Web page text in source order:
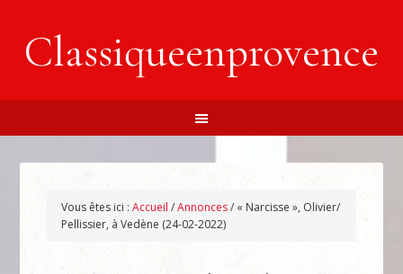
Classiqueenprovence
Vous êtes ici :Accueil /Annonces/ « Narcisse », Olivier/
Pellissier, à Vedène (24-02-2022)